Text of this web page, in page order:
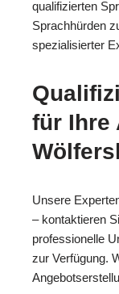
qualifizierten
Sprachhürden
spezialisierter
für Ihre
Unsere
– kontaktieren
professionelle
zur Verfügung.